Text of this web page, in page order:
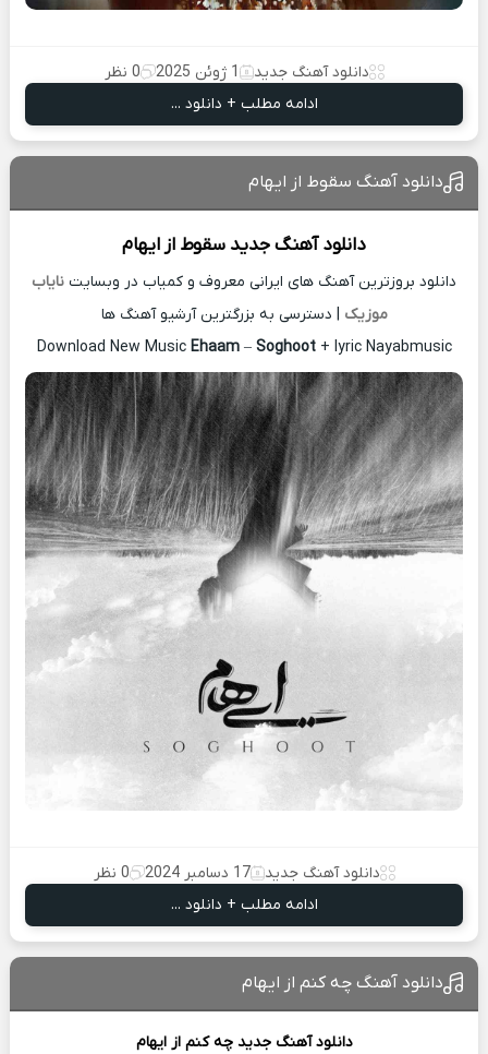
دانلود آهنگ جدید 1 ژوئن 2025
0 نظر
ادامه مطلب + دانلود ...
دانلود آهنگ سقوط از ایهام
دانلود آهنگ جدید سقوط ازایهام
دانلود بروزترین آهنگ های ایرانی معروف و کمیاب در وبسایت نایاب
موزیک | دسترسی به بزرگترین آرشیو آهنگ ها
Download New Music Ehaam– Soghoot+ lyric Nayabmusic
دانلود آهنگ جدید 17 دسامبر 2024
0 نظر
ادامه مطلب + دانلود ...
دانلود آهنگ چه کنم از ایهام
دانلود آهنگ جدید چه کنم ازایهام